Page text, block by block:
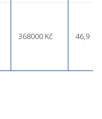
368000 Kč 46,9